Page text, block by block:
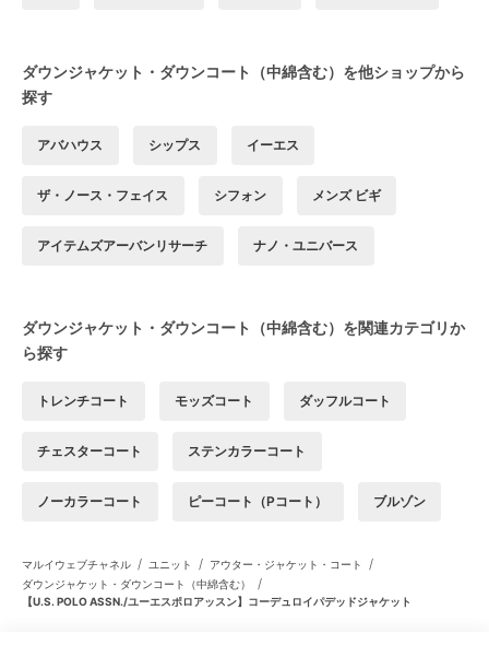
ダウンジャケット・ダウンコート（中綿含む）を他ショップから
探す
アバハウス シップス イーエス
ザ・ノース・フェイス シフォン メンズ ビギ
アイテムズアーバンリサーチ ナノ・ユニバース
ダウンジャケット・ダウンコート（中綿含む）を関連カテゴリか
ら探す
トレンチコート モッズコート ダッフルコート
チェスターコート ステンカラーコート
ノーカラーコート ピーコート（Pコート） ブルゾン
マルイウェブチャネル / ユニット / アウター・ジャケット・コート /
ダウンジャケット・ダウンコート（中綿含む） /
【U.S. POLO ASSN./ユーエスポロアッスン】コーデュロイパデッドジャケット